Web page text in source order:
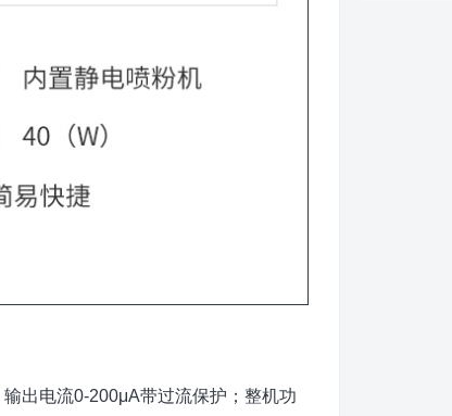
出电流0-200μA带过流保护；整机功